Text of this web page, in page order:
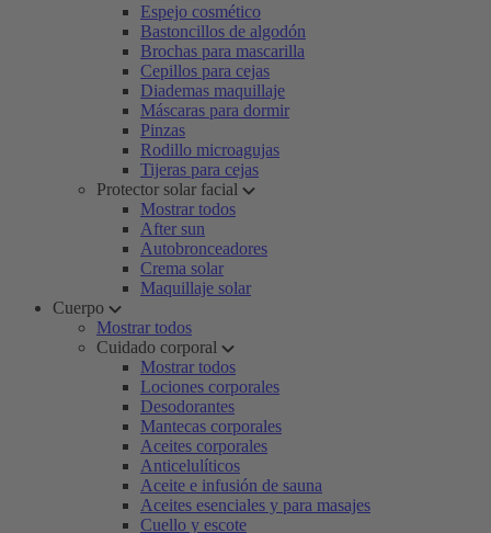
Espejo cosmético
Bastoncillos de algodón
Brochas para mascarilla
Cepillos para cejas
Diademas maquillaje
Máscaras para dormir
Pinzas
Rodillo microagujas
Tijeras para cejas
Protector solar facial
Mostrar todos
After sun
Autobronceadores
Crema solar
Maquillaje solar
Cuerpo
Mostrar todos
Cuidado corporal
Mostrar todos
Lociones corporales
Desodorantes
Mantecas corporales
Aceites corporales
Anticelulíticos
Aceite e infusión de sauna
Aceites esenciales y para masajes
Cuello y escote